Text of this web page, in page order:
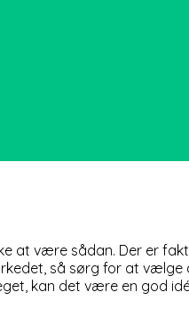
at være sådan. Der er
så sørg for at
kan det være en god